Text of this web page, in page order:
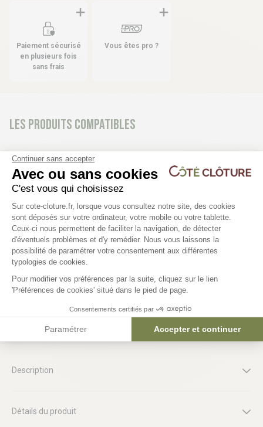
Paiement sécurisé
en plusieurs fois
sans frais
Vous êtes pro ?
Les produits compatibles
Plaque droite de soubassement
béton pour Clôture Composite
23,90 €
Lame intermédiaire -
16,47 €
Le produit en détail
Description
Détails du produit
Continuer sans accepter
Avec ou sans cookies
C'est vous qui choisissez
Plateforme de Gestion du
Sur cote-cloture.fr, lorsque vous consultez notre site, des cookies
sont déposés sur votre ordinateur, votre mobile ou votre tablette.
Ceux-ci nous permettent de faciliter la navigation, de détecter
d'éventuels problèmes et d'y remédier. Nous vous laissons la
possibilité de paramétrer votre consentement aux différentes
typologies de cookies.
Pour modifier vos préférences par la suite, cliquez sur le lien
'Préférences de cookies' situé dans le pied de page.
Consentements certifiés par
Paramétrer Accepter et continuer
Axeptio consent